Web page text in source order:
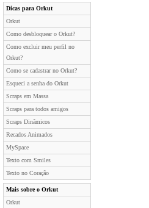
Dicas para Orkut
Orkut
Como desbloquear o Orkut?
Como excluir meu perfil no
Orkut?
Como se cadastrar no Orkut?
Esqueci a senha do Orkut
Scraps em Massa
Scraps para todos amigos
Scraps Dinâmicos
Recados Animados
MySpace
Texto com Smiles
Texto no Coração
Mais sobre o Orkut
Orkut